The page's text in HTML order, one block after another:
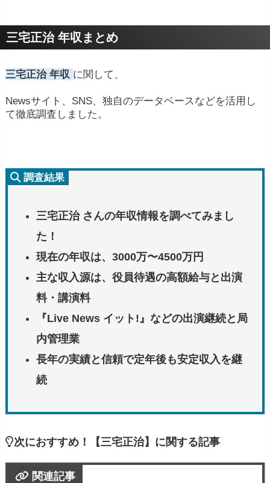
三宅正治 年収まとめ
三宅正治 年収 に関して、
Newsサイト、SNS、独自のデータベースなどを活用し
て徹底調査しました。
調査結果
三宅正治 さんの年収情報を調べてみまし
た！
現在の年収は、3000万〜4500万円
主な収入源は、役員待遇の高額給与と出演
料・講演料
『Live News イット!』などの出演継続と局
内管理業
長年の実績と信頼で定年後も安定収入を継
続
次におすすめ！【三宅正治】に関する記事
関連記事